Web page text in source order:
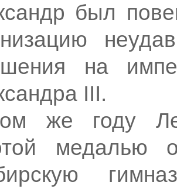
был
на
III.
же году
медалью